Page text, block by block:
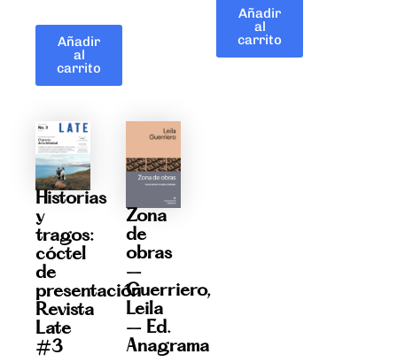
Añadir
al
carrito
Añadir
al
carrito
Historias
y
tragos:
cóctel
de
presentación
Revista
Late
#3
Zona
de
obras
–
Guerriero,
Leila
– Ed.
Anagrama